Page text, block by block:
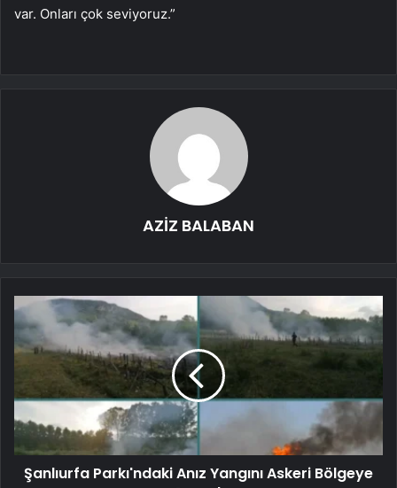
var. Onları çok seviyoruz.”
AZİZ BALABAN
Şanlıurfa Parkı'ndaki Anız Yangını Askeri Bölgeye